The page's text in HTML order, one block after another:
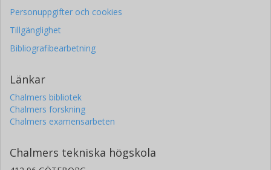
Personuppgifter och cookies
Tillgänglighet
Bibliografibearbetning
Länkar
Chalmers bibliotek
Chalmers forskning
Chalmers examensarbeten
Chalmers tekniska högskola